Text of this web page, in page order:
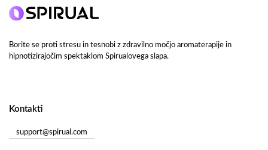
Borite se proti stresu in tesnobi z zdravilno močjo aromaterapije in
hipnotizirajočim spektaklom Spirualovega slapa.
Kontakti
support@spirual.com